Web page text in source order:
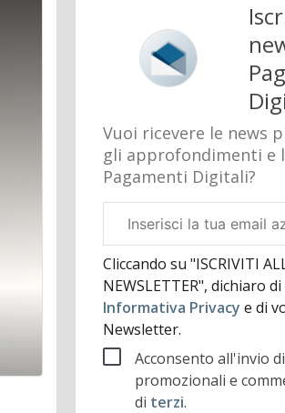
Vuoi ricevere le news
gli approfondimenti e
Pagamenti Digitali?
aziendale
Cliccando su "ISCRIVITI
NEWSLETTER", dichiaro
Informativa Privacy e di
Newsletter.
Acconsento all'invio
promozionali e
di terzi.